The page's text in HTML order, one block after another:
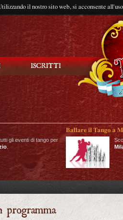
il nostro sito web, si acconsente
gli eventi di tango per
Ballare il Tango a